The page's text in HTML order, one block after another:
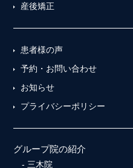
産後矯正
患者様の声
予約・お問い合わせ
お知らせ
プライバシーポリシー
グループ院の紹介
三木院